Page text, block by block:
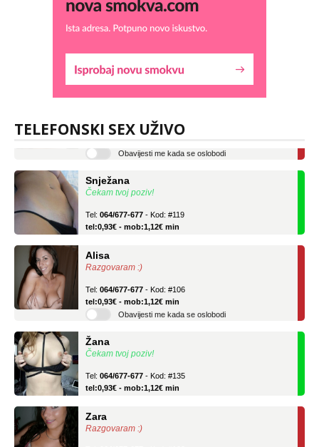
TELEFONSKI SEX UŽIVO
Liliana
Razgovaram :)
tel:0,93€ - mob:1,12€ min
Čekam tvoj poziv!
tel:0,93€ - mob:1,12€ min
Razgovaram :)
tel:0,93€ - mob:1,12€ min
Obavijesti me kada se oslobodi
Čekam tvoj poziv!
tel:0,93€ - mob:1,12€ min
Razgovaram :)